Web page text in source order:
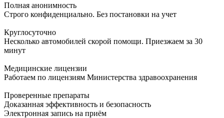
Полная анонимность
Строго конфиденциально. Без постановки на учет
Круглосуточно
Несколько автомобилей скорой помощи. Приезжаем за 30
минут
Медицинские лицензии
Работаем по лицензиям Министерства здравоохранения
Проверенные препараты
Доказанная эффективность и безопасность
Электронная запись на приём